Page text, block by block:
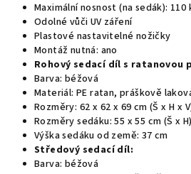
Maximální nosnost (na sedák): 110
Odolné vůči UV záření
Plastové nastavitelné nožičky
Montáž nutná: ano
Rohový sedací díl s ratanovou
Barva: béžová
Materiál: PE ratan, práškově
Rozměry: 62 x 62 x 69 cm (Š x H x
Rozměry sedáku: 55 x 55 cm (Š x H)
Výška sedáku od země: 37 cm
Středový sedací díl:
Barva: béžová